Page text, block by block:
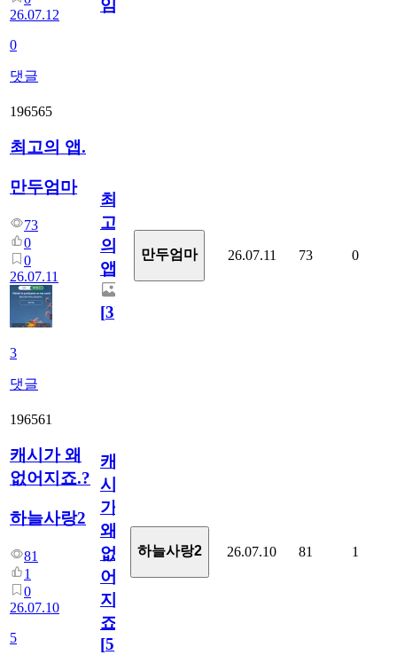
26.07.12
0
댓글
임?
196565
최고의 앱.
만두엄마
73
0
0
26.07.11
3
댓글
최
고
의
앱.
[3]
만두엄마 26.07.11 73 0
196561
캐시가 왜
없어지죠.?
하늘사랑2
81
1
0
26.07.10
5
캐
시
가
왜
없
어
지
죠.?
[5]
하늘사랑2 26.07.10 81 1